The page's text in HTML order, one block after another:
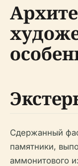
Сдержанный
памятники,
аммонитового